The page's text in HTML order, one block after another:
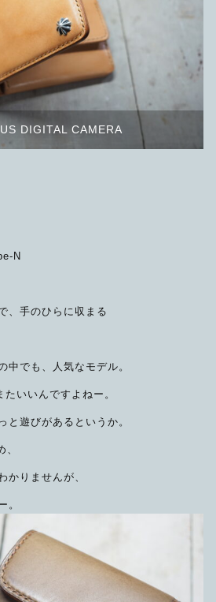
DIGITAL CAMERA
N
、手のひらに収まる
中でも、人気なモデル。
いいんですよねー。
と遊びがあるというか。
かりませんが、
。